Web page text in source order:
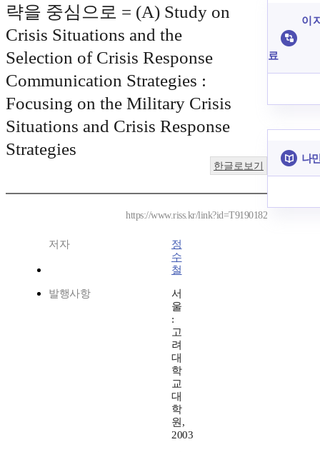
략을 중심으로 = (A) Study on
Crisis Situations and the
Selection of Crisis Response
Communication Strategies :
Focusing on the Military Crisis
Situations and Crisis Response
Strategies
한글로보기
https://www.riss.kr/link?id=T9190182
저자
정
수
철
발행사항
서
울
:
고
려
대
학
교
대
학
원,
2003
이
료
나